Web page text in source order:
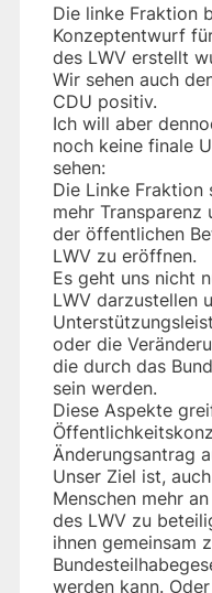
Die linke Fraktion
Konzeptentwurf
des LWV erstellt
Wir sehen auch
CDU positiv.
Ich will aber
noch keine finale
sehen:
Die Linke Fraktion
mehr
der öffentlichen
LWV zu eröffnen.
Es geht uns nicht
LWV darzustellen
oder die
die durch das
sein werden.
Diese Aspekte
Änderungsantrag
Unser Ziel ist,
Menschen mehr
des LWV zu
ihnen gemeinsam
werden kann.